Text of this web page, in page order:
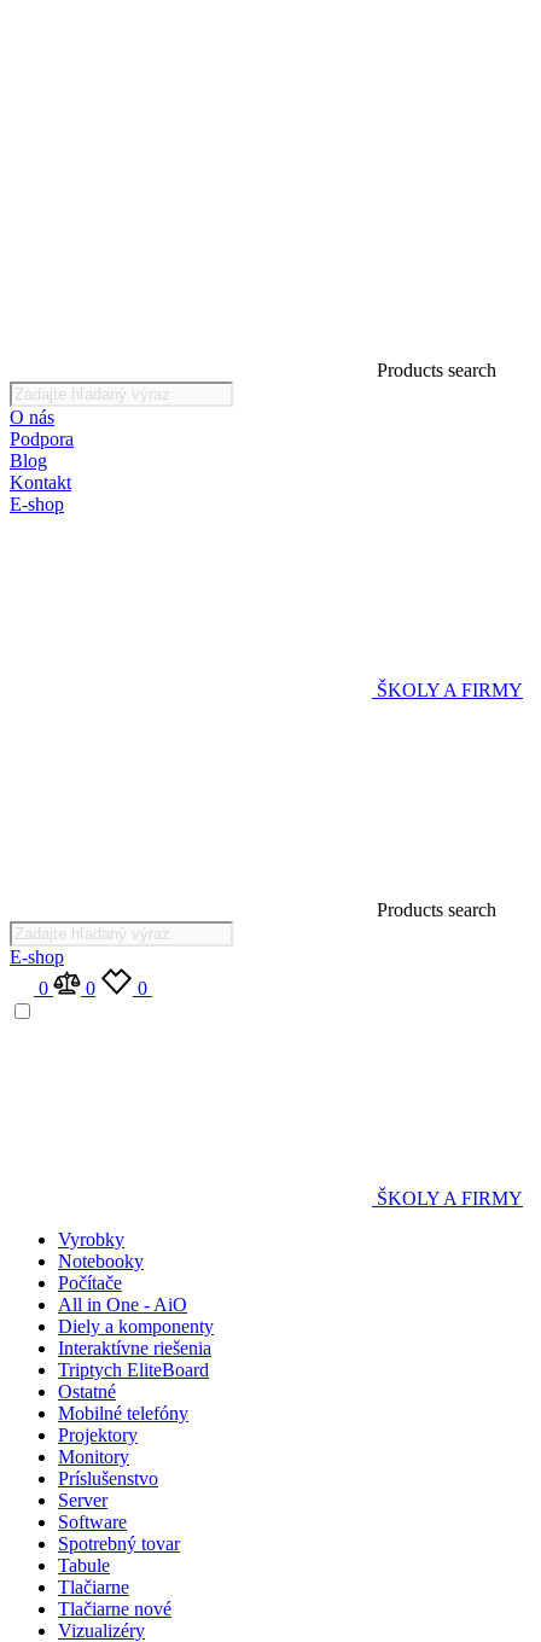
Products search
O nás
Podpora
Blog
Kontakt
E-shop
ŠKOLY A FIRMY
Products search
E-shop
0
0 0
ŠKOLY A FIRMY
Vyrobky
Notebooky
Počítače
All in One - AiO
Diely a komponenty
Interaktívne riešenia
Triptych EliteBoard
Ostatné
Mobilné telefóny
Projektory
Monitory
Príslušenstvo
Server
Software
Spotrebný tovar
Tabule
Tlačiarne
Tlačiarne nové
Vizualizéry